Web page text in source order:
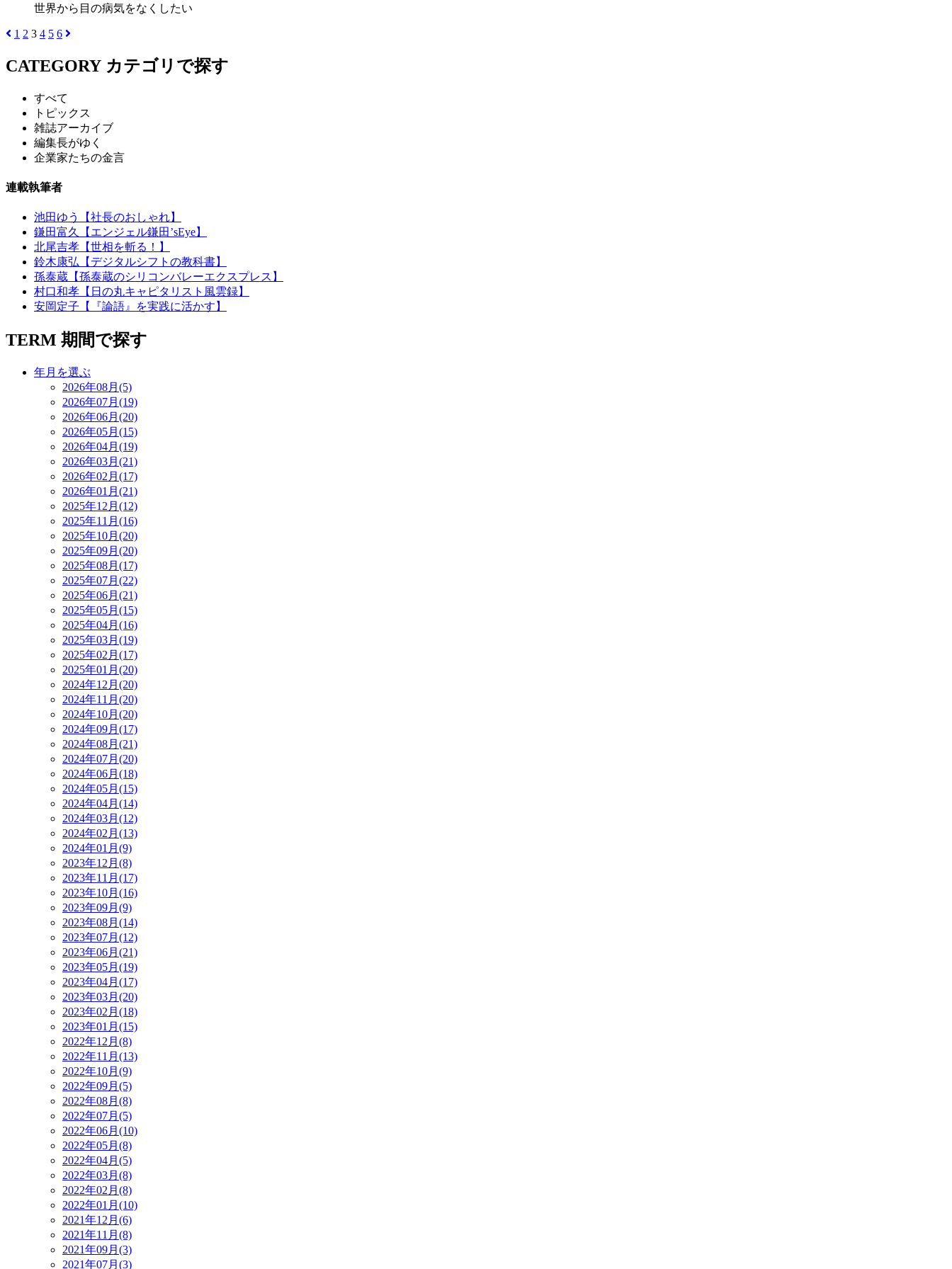
世界から目の病気をなくしたい
1 2 3 4 5 6
CATEGORY カテゴリで探す
すべて
トピックス
雑誌アーカイブ
編集長がゆく
企業家たちの金言
連載執筆者
池田ゆう【社長のおしゃれ】
鎌田富久【エンジェル鎌田’sEye】
北尾吉孝【世相を斬る！】
鈴木康弘【デジタルシフトの教科書】
孫泰蔵【孫泰蔵のシリコンバレーエクスプレス】
村口和孝【日の丸キャピタリスト風雲録】
安岡定子【『論語』を実践に活かす】
TERM 期間で探す
年月を選ぶ
2026年08月(5)
2026年07月(19)
2026年06月(20)
2026年05月(15)
2026年04月(19)
2026年03月(21)
2026年02月(17)
2026年01月(21)
2025年12月(12)
2025年11月(16)
2025年10月(20)
2025年09月(20)
2025年08月(17)
2025年07月(22)
2025年06月(21)
2025年05月(15)
2025年04月(16)
2025年03月(19)
2025年02月(17)
2025年01月(20)
2024年12月(20)
2024年11月(20)
2024年10月(20)
2024年09月(17)
2024年08月(21)
2024年07月(20)
2024年06月(18)
2024年05月(15)
2024年04月(14)
2024年03月(12)
2024年02月(13)
2024年01月(9)
2023年12月(8)
2023年11月(17)
2023年10月(16)
2023年09月(9)
2023年08月(14)
2023年07月(12)
2023年06月(21)
2023年05月(19)
2023年04月(17)
2023年03月(20)
2023年02月(18)
2023年01月(15)
2022年12月(8)
2022年11月(13)
2022年10月(9)
2022年09月(5)
2022年08月(8)
2022年07月(5)
2022年06月(10)
2022年05月(8)
2022年04月(5)
2022年03月(8)
2022年02月(8)
2022年01月(10)
2021年12月(6)
2021年11月(8)
2021年09月(3)
2021年07月(3)